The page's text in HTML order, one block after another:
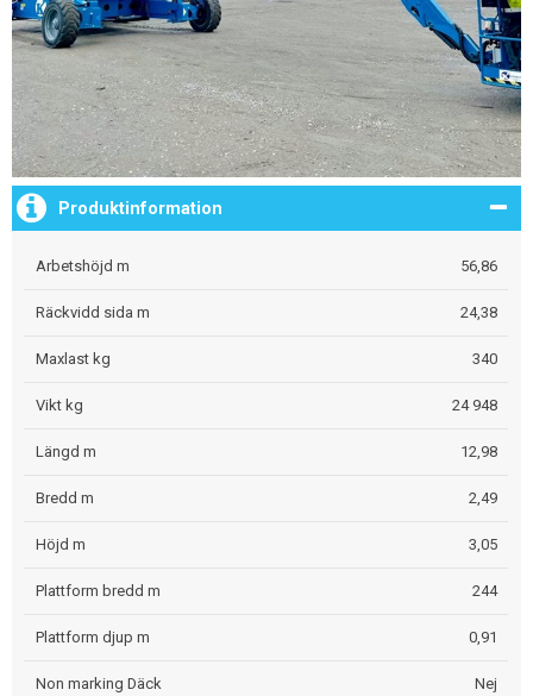
Produktinformation
Arbetshöjd m 56,86
Räckvidd sida m 24,38
Maxlast kg 340
Vikt kg 24 948
Längd m 12,98
Bredd m 2,49
Höjd m 3,05
Plattform bredd m 244
Plattform djup m 0,91
Non marking Däck Nej